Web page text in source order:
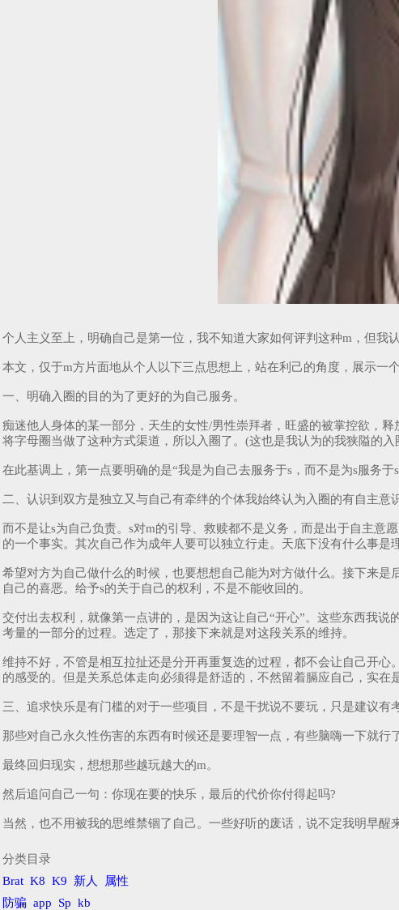
个人主义至上，明确自己是第一位，我不知道大家如何评判这种m，但我
本文，仅于m方片面地从个人以下三点思想上，站在利己的角度，展示一
一、明确入圈的目的为了更好的为自己服务。
痴迷他人身体的某一部分，天生的女性/男性崇拜者，旺盛的被掌控欲，
将字母圈当做了这种方式渠道，所以入圈了。(这也是我认为的我狭隘的入
在此基调上，第一点要明确的是“我是为自己去服务于s，而不是为s服务
二、认识到双方是独立又与自己有牵绊的个体我始终认为入圈的有自主意
而不是让s为自己负责。s对m的引导、救赎都不是义务，而是出于自主意
的一个事实。其次自己作为成年人要可以独立行走。天底下没有什么事是
希望对方为自己做什么的时候，也要想想自己能为对方做什么。接下来
自己的喜恶。给予s的关于自己的权利，不是不能收回的。
交付出去权利，就像第一点讲的，是因为这让自己“开心”。这些东西我
考量的一部分的过程。选定了，那接下来就是对这段关系的维持。
维持不好，不管是相互拉扯还是分开再重复选的过程，都不会让自己开
的感受的。但是关系总体走向必须得是舒适的，不然留着膈应自己，实在
三、追求快乐是有门槛的对于一些项目，不是干扰说不要玩，只是建议有
那些对自己永久性伤害的东西有时候还是要理智一点，有些脑嗨一下就行了
最终回归现实，想想那些越玩越大的m。
然后追问自己一句：你现在要的快乐，最后的代价你付得起吗?
当然，也不用被我的思维禁锢了自己。一些好听的废话，说不定我明早醒
分类目录
Brat K8 K9 新人
属性
防骗 app Sp kb